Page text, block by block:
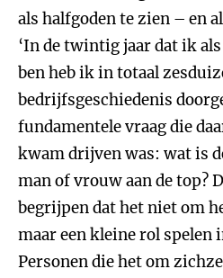
als halfgoden te zien – en
‘In de twintig jaar dat ik
ben heb ik in totaal
bedrijfsgeschiedenis
fundamentele vraag die
kwam drijven was: wat is
man of vrouw aan de top?
begrijpen dat het niet om
maar een kleine rol spelen
Personen die het om